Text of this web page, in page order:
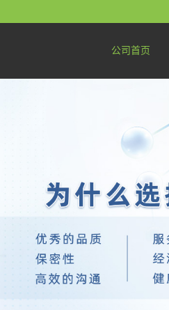
公司首页